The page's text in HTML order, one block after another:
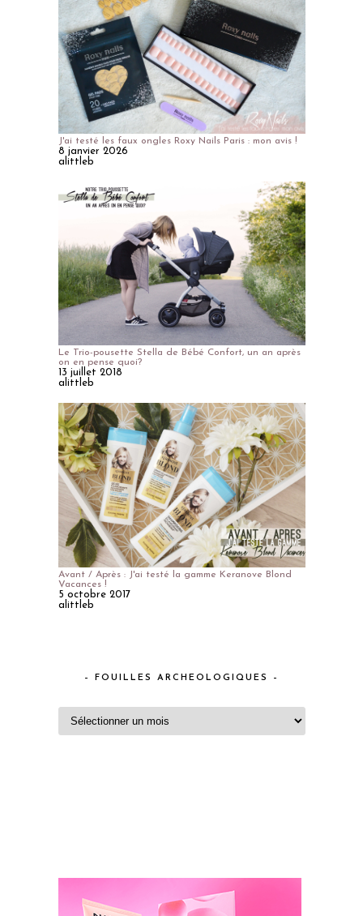
J'ai testé les faux ongles Roxy Nails Paris : mon avis !
8 janvier 2026
alittleb
Le Trio-pousette Stella de Bébé Confort, un an après
on en pense quoi?
13 juillet 2018
alittleb
Avant / Après : J'ai testé la gamme Keranove Blond
Vacances !
5 octobre 2017
alittleb
– FOUILLES ARCHEOLOGIQUES –